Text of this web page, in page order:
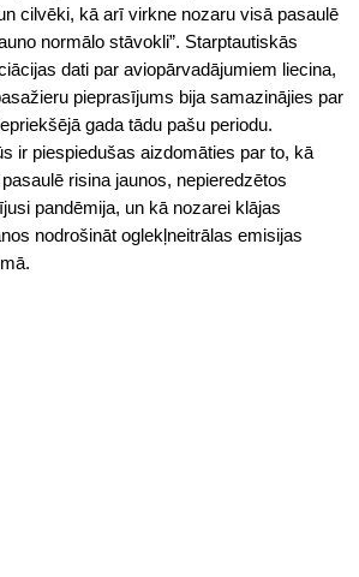
cilvēki, kā arī virkne nozaru visā pasaulē
normālo stāvokli”. Starptautiskās
dati par aviopārvadājumiem liecina,
pieprasījums bija samazinājies par
gada tādu pašu periodu.
ir piespiedušas aizdomāties par to, kā
risina jaunos, nepieredzētos
pandēmija, un kā nozarei klājas
nodrošināt oglekļneitrālas emisijas